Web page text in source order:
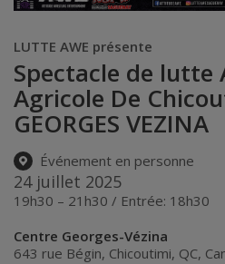
LUTTE AWE présente
Spectacle de lutte
Agricole De
GEORGES VEZINA
Événement en personne
24 juillet 2025
19h30 – 21h30 / Entrée: 18h30
Centre Georges-Vézina
643 rue Bégin, Chicoutimi, QC,